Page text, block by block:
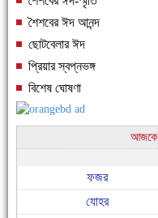
শৈশবের ঈদ আনন্দ
ছোটবেলার ঈদ
প্রিয়ার স্বপ্নভঙ্গ
বিশেষ ঘোষণা
ফজর
যোহর